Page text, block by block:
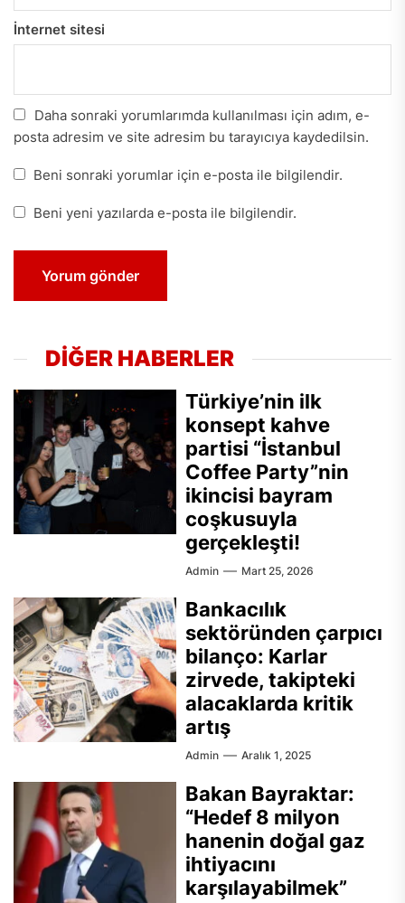
İnternet sitesi
Daha sonraki yorumlarımda kullanılması için adım, e-
posta adresim ve site adresim bu tarayıcıya kaydedilsin.
Beni sonraki yorumlar için e-posta ile bilgilendir.
Beni yeni yazılarda e-posta ile bilgilendir.
DİĞER HABERLER
Türkiye’nin ilk
konsept kahve
partisi “İstanbul
Coffee Party”nin
ikincisi bayram
coşkusuyla
gerçekleşti!
Admin Mart 25, 2026
Bankacılık
sektöründen çarpıcı
bilanço: Karlar
zirvede, takipteki
alacaklarda kritik
artış
Admin Aralık 1, 2025
Bakan Bayraktar:
“Hedef 8 milyon
hanenin doğal gaz
ihtiyacını
karşılayabilmek”